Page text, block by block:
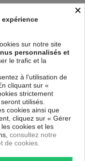
un papier intissé spécial
couleurs avec des détails
sur tous les cotés et
respectueux de
immédiatement
aux rayons UV,
à coucher et la
constituent un
touche à vos
×
sur notre site
personnalisés et
le trafic et la
à l'utilisation de
cliquant sur «
strictement
utilisés.
cookies ainsi que
cliquez sur « Gérer
cookies et les
consultez notre
de cookies.